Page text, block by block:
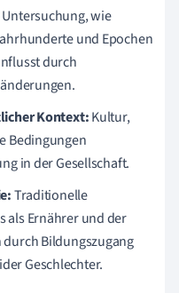
Untersuchung, wie
und Epochen
durch
Kontext:Kultur,
Bedingungen
in der Gesellschaft.
Traditionelle
als Ernährer und der
Bildungszugang
Geschlechter.